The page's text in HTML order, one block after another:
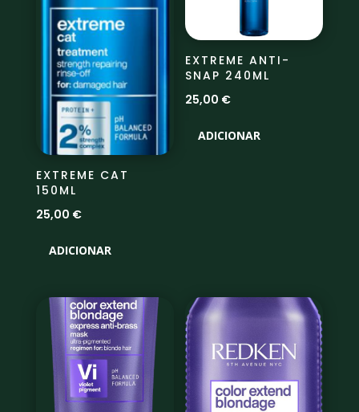
EXTREME CAT
150ML
25,00 €
ADICIONAR
EXTREME ANTI-
SNAP 240ML
25,00 €
ADICIONAR